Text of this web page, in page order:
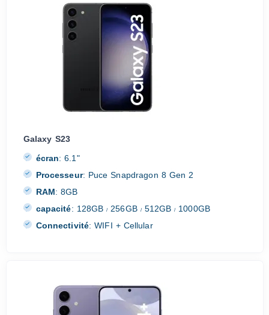
Galaxy S23
écran: 6.1"
Processeur: Puce Snapdragon 8 Gen 2
RAM: 8GB
capacité: 128GB/ 256GB /512GB/ 1000GB
Connectivité: WIFI + Cellular